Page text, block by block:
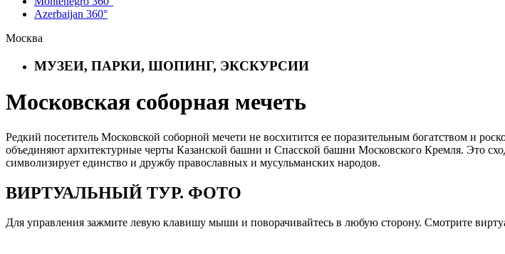
Azerbaijan 360°
Москва
МУЗЕИ, ПАРКИ, ШОПИНГ, ЭКСКУРСИИ
Московская соборная мечеть
Редкий посетитель Московской соборной мечети не восхитится ее поразительным богатством и
объединяют архитектурные черты Казанской башни и Спасской башни Московского Кремля. Это
символизирует единство и дружбу православных и мусульманских народов.
ВИРТУАЛЬНЫЙ ТУР. ФОТО
Для управления зажмите левую клавишу мыши и поворачивайтесь в любую сторону. Смотрите